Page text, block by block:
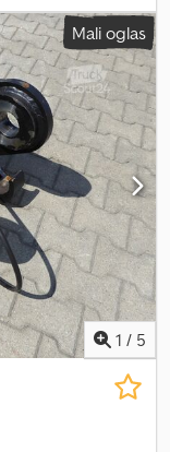
Mali oglas
1 / 5